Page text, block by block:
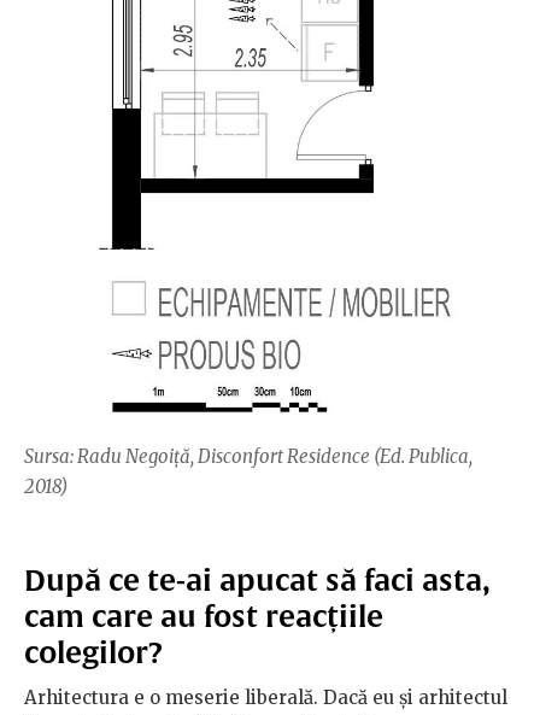
Sursa: Radu Negoiță, Disconfort Residence (Ed. Publica,
2018)
După ce te-ai apucat să faci asta,
cam care au fost reacțiile
colegilor?
Arhitectura e o meserie liberală. Dacă eu și arhitectul